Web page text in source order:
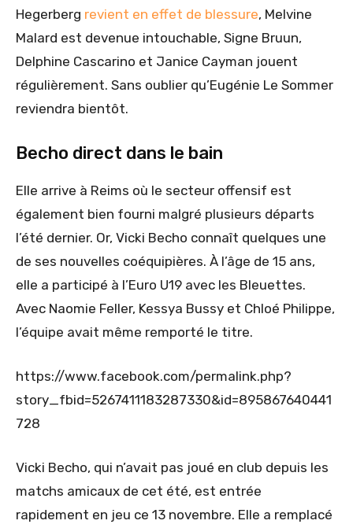
Hegerberg revient en effet de blessure, Melvine
Malard est devenue intouchable, Signe Bruun,
Delphine Cascarino et Janice Cayman jouent
régulièrement. Sans oublier qu’Eugénie Le Sommer
reviendra bientôt.
Becho direct dans le bain
Elle arrive à Reims où le secteur offensif est
également bien fourni malgré plusieurs départs
l’été dernier. Or, Vicki Becho connaît quelques une
de ses nouvelles coéquipières. À l’âge de 15 ans,
elle a participé à l’Euro U19 avec les Bleuettes.
Avec Naomie Feller, Kessya Bussy et Chloé Philippe,
l’équipe avait même remporté le titre.
https://www.facebook.com/permalink.php?
story_fbid=5267411183287330&id=895867640441
728
Vicki Becho, qui n’avait pas joué en club depuis les
matchs amicaux de cet été, est entrée
rapidement en jeu ce 13 novembre. Elle a remplacé